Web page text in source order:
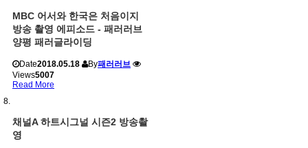
MBC 어서와 한국은 처음이지
방송 촬영 에피소드 - 패러러브
양평 패러글라이딩
Date2018.05.18 By패러러브
Views5007
Read More
채널A 하트시그널 시즌2 방송촬
영